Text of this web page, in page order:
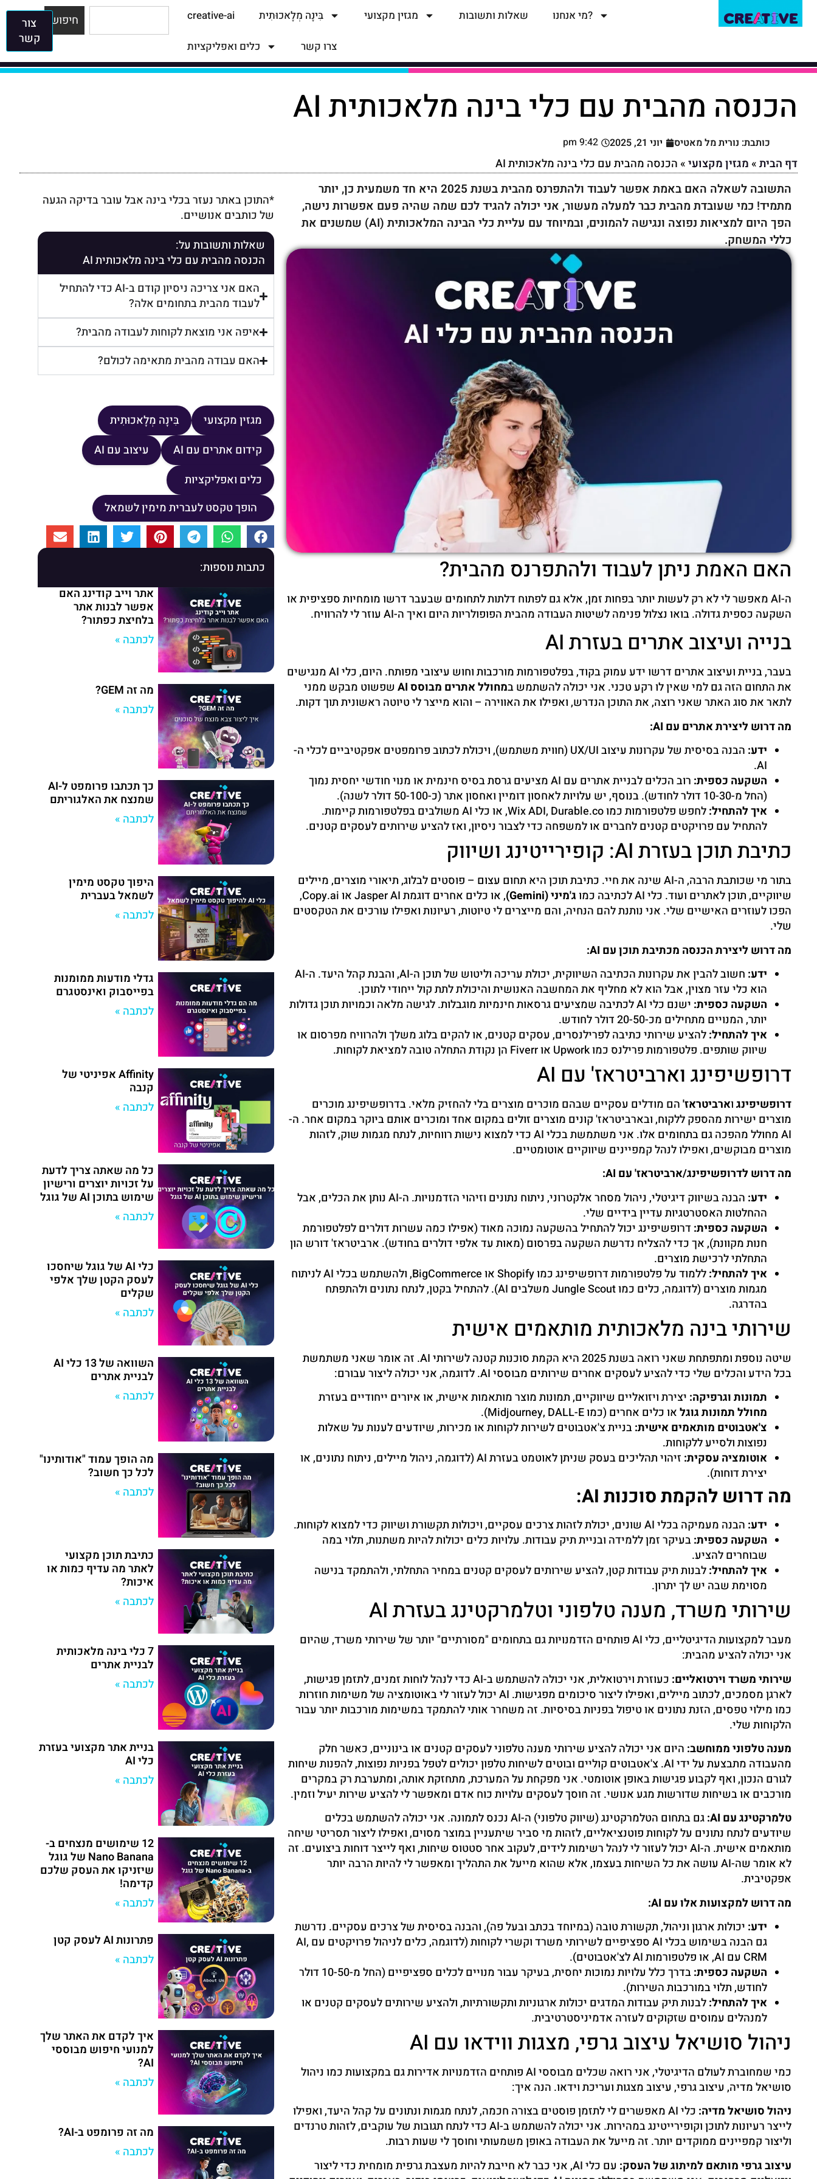
creative-ai בִּינָה מְלָאכוּתִית מגזין מקצועי שאלות ותשובות מי אנחנו?
כלים ואפליקציות צרו קשר
חיפוש
צור
קשר
הכנסה מהבית עם כלי בינה מלאכותית AI
כותבת: נורית מל מאטיס יוני 21, 2025 9:42 pm
דף הבית» מגזין מקצועי» הכנסה מהבית עם כלי בינה מלאכותית AI
התשובה לשאלה האם באמת אפשר לעבוד ולהתפרנס מהבית בשנת 2025 היא חד משמעית כן, יותר
מתמיד! כמי שעובדת מהבית כבר למעלה מעשור, אני יכולה להגיד לכם שמה שהיה פעם אפשרות נישה,
הפך היום למציאות נפוצה ונגישה להמונים, ובמיוחד עם עליית כלי הבינה המלאכותית (AI) שמשנים את
כללי המשחק.
האם האמת ניתן לעבוד ולהתפרנס מהבית?
ה-AI מאפשר לי לא רק לעשות יותר בפחות זמן, אלא גם לפתוח דלתות לתחומים שבעבר דרשו מומחיות ספציפית או
השקעה כספית גדולה. בואו נצלול פנימה לשיטות העבודה מהבית הפופולריות היום ואיך ה-AI עוזר לי להרוויח.
בנייה ועיצוב אתרים בעזרת AI
בעבר, בניית ועיצוב אתרים דרשו ידע עמוק בקוד, בפלטפורמות מורכבות וחוש עיצובי מפותח. היום, כלי AI מנגישים
את התחום הזה גם למי שאין לו רקע טכני. אני יכולה להשתמש במחולל אתרים מבוסס AI
שפשוט מבקש ממני
לתאר את סוג האתר שאני רוצה, את התוכן הנדרש, ואפילו את האווירה – והוא מייצר לי טיוטה ראשונית תוך דקות.
מה דרוש ליצירת אתרים עם AI:
ידע:
הבנה בסיסית של עקרונות עיצוב UX/UI (חווית משתמש), ויכולת לכתוב פרומפטים אפקטיביים לכלי ה-
AI.
השקעה כספית:
רוב הכלים לבניית אתרים עם AI מציעים גרסת בסיס חינמית או מנוי חודשי יחסית נמוך
(החל מ-10-30 דולר לחודש). בנוסף, יש עלויות לאחסון דומיין ואחסון אתר (כ-50-100 דולר לשנה).
איך להתחיל:
לחפש פלטפורמות כמו Wix ADI, Durable.co, או כלי AI משולבים בפלטפורמות קיימות.
להתחיל עם פרויקטים קטנים לחברים או למשפחה כדי לצבור ניסיון, ואז להציע שירותים לעסקים קטנים.
כתיבת תוכן בעזרת AI: קופירייטינג ושיווק
בתור מי שכותבת הרבה, ה-AI שינה את חיי. כתיבת תוכן היא תחום עצום – פוסטים לבלוג, תיאורי מוצרים, מיילים
שיווקיים, תוכן לאתרים ועוד. כלי AI לכתיבה כמו
ג'מיני (Gemini)
, או כלים אחרים דוגמת Jasper AI או Copy.ai,
הפכו לעוזרים האישיים שלי. אני נותנת להם הנחיה, והם מייצרים לי טיוטות, רעיונות ואפילו עורכים את הטקסטים
שלי.
מה דרוש ליצירת הכנסה מכתיבת תוכן עם AI:
ידע:
חשוב להבין את עקרונות הכתיבה השיווקית, יכולת עריכה וליטוש של תוכן ה-AI, והבנת קהל היעד. ה-AI
הוא כלי עזר מצוין, אבל הוא לא מחליף את המחשבה האנושית והיכולת לתת קול ייחודי לתוכן.
השקעה כספית:
ישנם כלי AI לכתיבה שמציעים גרסאות חינמיות מוגבלות. לגישה מלאה וכמויות תוכן גדולות
יותר, המנויים מתחילים מכ-20-50 דולר לחודש.
איך להתחיל:להציע שירותי כתיבה לפרילנסרים, עסקים קטנים, או להקים בלוג משלך ולהרוויח מפרסום או
שיווק שותפים. פלטפורמות פרילנס כמו Upwork או Fiverr הן נקודת התחלה טובה למציאת לקוחות.
דרופשיפינג וארביטראז' עם AI
דרופשיפינגוארביטראז'הם מודלים עסקיים שבהם מוכרים מוצרים בלי להחזיק מלאי. בדרופשיפינג מוכרים
מוצרים ישירות מהספק ללקוח, ובארביטראז' קונים מוצרים זולים במקום אחד ומוכרים אותם ביוקר במקום אחר. ה-
AI מחולל מהפכה גם בתחומים אלו. אני משתמשת בכלי AI כדי למצוא נישות רווחיות, לנתח מגמות שוק, לזהות
מוצרים מבוקשים, ואפילו לנהל קמפיינים שיווקיים אוטומטיים.
מה דרוש לדרופשיפינג/ארביטראז' עם AI:
ידע:
הבנה בשיווק דיגיטלי, ניהול מסחר אלקטרוני, ניתוח נתונים וזיהוי הזדמנויות. ה-AI נותן את הכלים, אבל
ההחלטות האסטרטגיות עדיין בידיים שלי.
השקעה כספית: דרופשיפינג יכול להתחיל בהשקעה נמוכה מאוד (אפילו כמה עשרות דולרים לפלטפורמת
חנות מקוונת), אך כדי להצליח נדרשת השקעה בפרסום (מאות עד אלפי דולרים בחודש). ארביטראז' דורש הון
התחלתי לרכישת מוצרים.
איך להתחיל:
ללמוד על פלטפורמות דרופשיפינג כמו Shopify או BigCommerce, ולהשתמש בכלי AI לניתוח
מגמות מוצרים (לדוגמה, כלים כמו Jungle Scout משלבים AI). להתחיל בקטן, לנתח נתונים ולהתפתח
בהדרגה.
שירותי בינה מלאכותית מותאמים אישית
שיטה נוספת ומתפתחת שאני רואה בשנת 2025 היא הקמת סוכנות קטנה לשירותי AI. זה אומר שאני משתמשת
בכל הידע והכלים שלי כדי להציע לעסקים אחרים שירותים מבוססי AI. לדוגמה, אני יכולה ליצור עבורם:
תמונות וגרפיקה: יצירת ויזואליים שיווקיים, תמונות מוצר מותאמות אישית, או איורים ייחודיים בעזרת
מחולל תמונות גוגלאו כלים אחרים (כמו Midjourney, DALL-E).
צ'אטבוטים מותאמים אישית:בניית צ'אטבוטים לשירות לקוחות או מכירות, שיודעים לענות על שאלות
נפוצות ולסייע ללקוחות.
אוטומציה עסקית:
זיהוי תהליכים בעסק שניתן לאוטמט בעזרת AI (לדוגמה, ניהול מיילים, ניתוח נתונים, או
יצירת דוחות).
מה דרוש להקמת סוכנות AI:
ידע: הבנה מעמיקה בכלי AI שונים, יכולת לזהות צרכים עסקיים, ויכולות תקשורת ושיווק כדי למצוא לקוחות.
השקעה כספית:בעיקר זמן ללמידה ובניית תיק עבודות. עלויות כלים יכולות להיות משתנות, תלוי במה
שבוחרים להציע.
איך להתחיל:לבנות תיק עבודות קטן, להציע שירותים לעסקים קטנים במחיר התחלתי, ולהתמקד בנישה
מסוימת שבה יש לך יתרון.
שירותי משרד, מענה טלפוני וטלמרקטינג בעזרת AI
מעבר למקצועות הדיגיטליים, כלי AI פותחים הזדמנויות גם בתחומים "מסורתיים" יותר של שירותי משרד, שהיום
אני יכולה להציע מהבית:
שירותי משרד וירטואליים:
כעוזרת וירטואלית, אני יכולה להשתמש ב-AI כדי לנהל לוחות זמנים, לתזמן פגישות,
לארגן מסמכים, לכתוב מיילים, ואפילו ליצור סיכומים מפגישות. AI יכול לעזור לי באוטומציה של משימות חוזרות
כמו מילוי טפסים, הזנת נתונים או טיפול בפניות בסיסיות. זה משחרר אותי להתמקד במשימות מורכבות יותר עבור
הלקוחות שלי.
מענה טלפוני ממוחשב: היום אני יכולה להציע שירותי מענה טלפוני לעסקים קטנים או בינוניים, כאשר חלק
מהעבודה מתבצעת על ידי AI. צ'אטבוטים קוליים ובוטים לשיחות טלפון יכולים לטפל בפניות נפוצות, להפנות שיחות
לגורם הנכון, ואף לקבוע פגישות באופן אוטומטי. אני מפקחת על המערכת, מתחזקת אותה, ומתערבת רק במקרים
מורכבים או בשיחות שדורשות מגע אנושי. זה חוסך לעסקים עלויות כוח אדם ומאפשר לי להציע שירות יעיל וזמין.
טלמרקטינג עם AI:
גם בתחום הטלמרקטינג (שיווק טלפוני) ה-AI נכנס לתמונה. אני יכולה להשתמש בכלים
שיודעים לנתח נתונים על לקוחות פוטנציאליים, לזהות מי סביר שיתעניין במוצר מסוים, ואפילו ליצור תסריטי שיחה
מותאמים אישית. ה-AI יכול לעזור לי לנהל רשימות לידים, לעקוב אחר סטטוס שיחות, ואף לייצר דוחות ביצועים. זה
לא אומר שה-AI עושה את כל השיחות בעצמו, אלא שהוא מייעל את התהליך ומאפשר לי להיות הרבה יותר
אפקטיבית.
מה דרוש למקצועות אלו עם AI:
ידע: יכולות ארגון וניהול, תקשורת טובה (במיוחד בכתב ובעל פה), והבנה בסיסית של צרכים עסקיים. נדרשת
גם הבנה בשימוש בכלי AI ספציפיים לשירותי משרד וקשרי לקוחות (לדוגמה, כלים לניהול פרויקטים עם AI,
CRM עם AI, או פלטפורמות AI לצ'אטבוטים).
השקעה כספית:
בדרך כלל עלויות נמוכות יחסית, בעיקר עבור מנויים לכלים ספציפיים (החל מ-10-50 דולר
לחודש, תלוי במורכבות השירות).
איך להתחיל:לבנות תיק עבודות המדגים יכולות ארגוניות ותקשורתיות, ולהציע שירותים לעסקים קטנים או
למנהלים עמוסים שזקוקים לעזרה אדמיניסטרטיבית.
ניהול סושיאל עיצוב גרפי, מצגות ווידאו עם AI
כמי שמחוברת לעולם הדיגיטלי, אני רואה שכלים מבוססי AI פותחים הזדמנויות אדירות גם במקצועות כמו ניהול
סושיאל מדיה, עיצוב גרפי, עיצוב מצגות ועריכת וידאו. הנה איך:
ניהול סושיאל מדיה:
כלי AI מאפשרים לי לתזמן פוסטים בצורה חכמה, לנתח מגמות ונתונים על קהל היעד, ואפילו
לייצר רעיונות לתוכן וקופירייטינג במהירות. אני יכולה להשתמש ב-AI כדי לנתח תגובות של עוקבים, לזהות טרנדים
וליצור קמפיינים ממוקדים יותר. זה מייעל את העבודה באופן משמעותי וחוסך לי שעות רבות.
עיצוב גרפי מותאם למיתוג של העסק:
עם כלי AI, אני כבר לא חייבת להיות מעצבת גרפית מומחית כדי ליצור
*התוכן באתר נעזר בכלי בינה אבל עובר בדיקה הגעה
של כותבים אנושיים.
שאלות ותשובות על:
הכנסה מהבית עם כלי בינה מלאכותית AI
האם אני צריכה ניסיון קודם ב-AI כדי להתחיל
לעבוד מהבית בתחומים אלה?
איפה אני מוצאת לקוחות לעבודה מהבית?
האם עבודה מהבית מתאימה לכולם?
מגזין מקצועי
בִּינָה מְלָאכוּתִית
קידום אתרים עם AI
עיצוב עם AI
כלים ואפליקציות
הופך טקסט לעברית מימין לשמאל
כתבות נוספות:
אתר וייב קודינג האם
אפשר לבנות אתר
בלחיצת כפתור?
לכתבה »
מה זה GEM?
לכתבה »
כך תכתבו פרומפט ל-AI
שמנצח את האלגוריתם
לכתבה »
היפוך טקסט מימין
לשמאל בעברית
לכתבה »
גדלי מודעות ממומנות
בפייסבוק ואינסטגרם
לכתבה »
Affinity אפיניטי של
קנבה
לכתבה »
כל מה שאתה צריך לדעת
על זכויות יוצרים ורישיון
שימוש בתוכן AI של גוגל
לכתבה »
כלי AI של גוגל שיחסכו
לעסק הקטן שלך אלפי
שקלים
לכתבה »
השוואה של 13 כלי AI
לבניית אתרים
לכתבה »
מה הופך עמוד "אודותינו"
לכל כך חשוב?
לכתבה »
כתיבת תוכן מקצועי
לאתר מה עדיף כמות או
איכות?
לכתבה »
7 כלי בינה מלאכותית
לבניית אתרים
לכתבה »
בניית אתר מקצועי בעזרת
כלי AI
לכתבה »
12 שימושים מנצחים ב-
Nano Banana של גוגל
שיזניקו את העסק שלכם
קדימה!
לכתבה »
פתרונות AI לעסק קטן
לכתבה »
איך לקדם את האתר שלך
למנועי חיפוש מבוססי
AI?
לכתבה »
מה זה פרומפט ב-AI?
לכתבה »
למגזין